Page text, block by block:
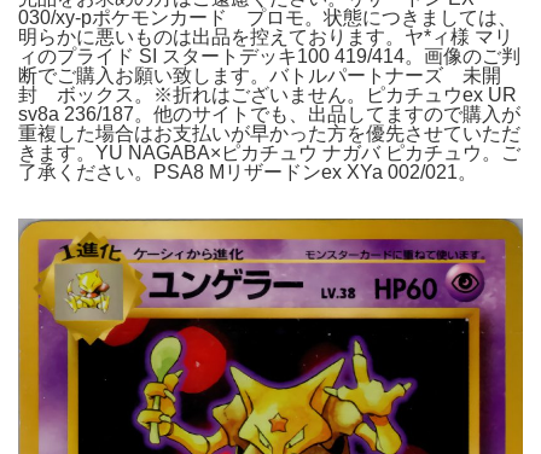
030/xy-pポケモンカード プロモ。状態につきましては、
明らかに悪いものは出品を控えております。ヤ*ィ様 マリ
ィのプライド SI スタートデッキ100 419/414。画像のご判
断でご購入お願い致します。バトルパートナーズ 未開
封 ボックス。※折れはございません。ピカチュウex UR
sv8a 236/187。他のサイトでも、出品してますので購入が
重複した場合はお支払いが早かった方を優先させていただ
きます。YU NAGABA×ピカチュウ ナガバ ピカチュウ。ご
了承ください。PSA8 Mリザードンex XYa 002/021。